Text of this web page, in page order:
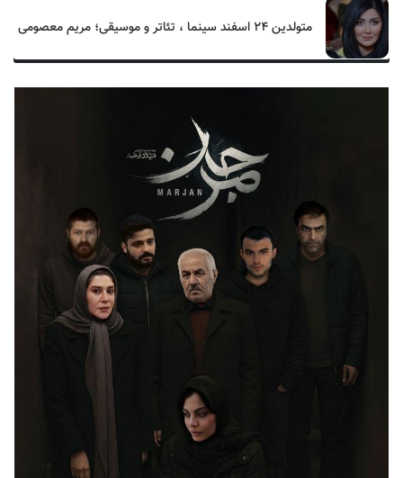
متولدین ۲۴ اسفند سینما ، تئاتر و موسیقی؛ مریم معصومی